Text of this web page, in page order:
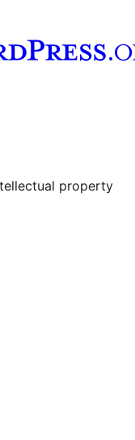
അക്കൗണ്ട് സന്ദർശിക്കുക
property